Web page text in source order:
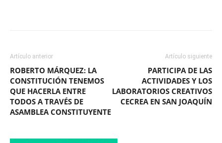
Artículo anterior
ROBERTO MÁRQUEZ: LA
CONSTITUCIÓN TENEMOS
QUE HACERLA ENTRE
TODOS A TRAVÉS DE
ASAMBLEA CONSTITUYENTE
Artículo siguiente
PARTICIPA DE LAS
ACTIVIDADES Y LOS
LABORATORIOS CREATIVOS
CECREA EN SAN JOAQUÍN